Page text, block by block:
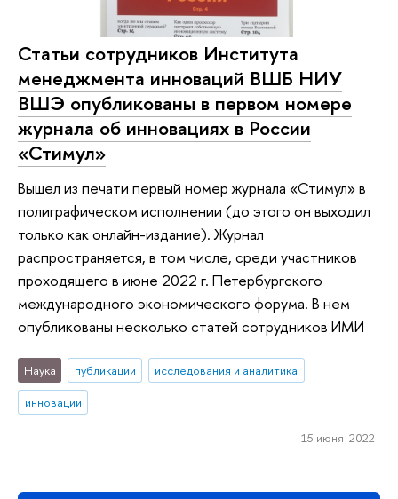
Статьи сотрудников Института
менеджмента инноваций ВШБ НИУ
ВШЭ опубликованы в первом номере
журнала об инновациях в России
«Стимул»
Вышел из печати первый номер журнала «Стимул» в
полиграфическом исполнении (до этого он выходил
только как онлайн-издание). Журнал
распространяется, в том числе, среди участников
проходящего в июне 2022 г. Петербургского
международного экономического форума. В нем
опубликованы несколько статей сотрудников ИМИ
Наука публикации
исследования и аналитика
инновации
15 июня 2022